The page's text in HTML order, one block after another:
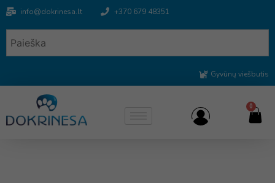
info@dokrinesa.lt +370 679 48351
Gyvūnų viešbutis
0